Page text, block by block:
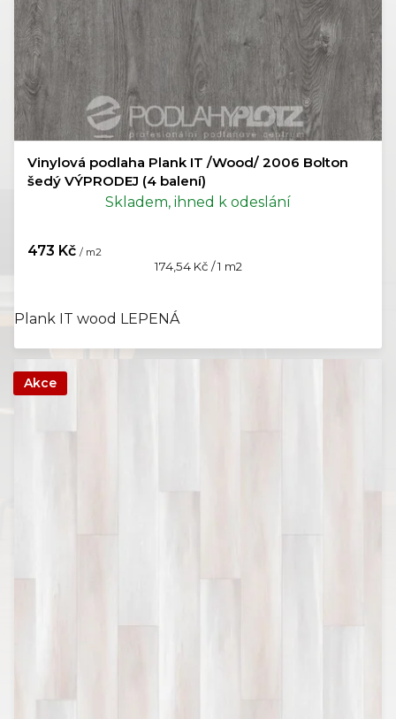
ů
Vinylová podlaha Plank IT /Wood/ 2006 Bolton
šedý VÝPRODEJ (4 balení)
Skladem, ihned k odeslání
473 Kč / m2
Měrná
174,54 Kč / 1 m2
Plank IT wood LEPENÁ
Akce